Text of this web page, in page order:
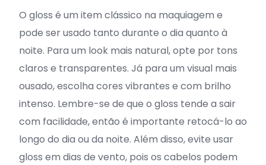
O gloss é um item clássico na maquiagem e
pode ser usado tanto durante o dia quanto à
noite. Para um look mais natural, opte por tons
claros e transparentes. Já para um visual mais
ousado, escolha cores vibrantes e com brilho
intenso. Lembre-se de que o gloss tende a sair
com facilidade, então é importante retocá-lo ao
longo do dia ou da noite. Além disso, evite usar
gloss em dias de vento, pois os cabelos podem